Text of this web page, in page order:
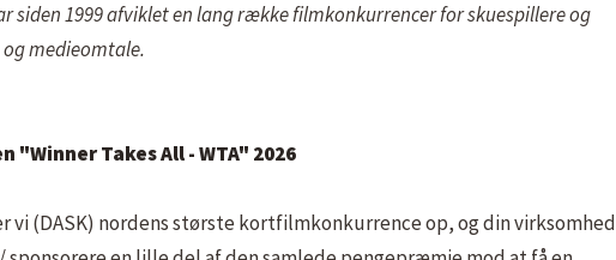
siden 1999 afviklet en lang række filmkonkurrencer for skuespillere og
medieomtale.
Takes All - WTA" 2026
vi (DASK) nordens største kortfilmkonkurrence op, og din virksomhed